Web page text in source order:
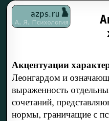
Акцентуации
Леонгардом и
выраженность
сочетаний,
нормы, граничащие с